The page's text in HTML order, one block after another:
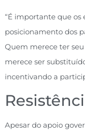
“É importante que os
posicionamento dos
Quem merece ter
merece ser
incentivando a
Apesar do apoio